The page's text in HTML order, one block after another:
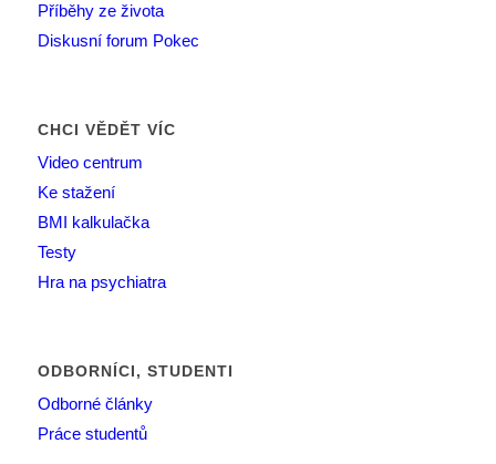
Příběhy ze života
Diskusní forum Pokec
CHCI VĚDĚT VÍC
Video centrum
Ke stažení
BMI kalkulačka
Testy
Hra na psychiatra
ODBORNÍCI, STUDENTI
Odborné články
Práce studentů